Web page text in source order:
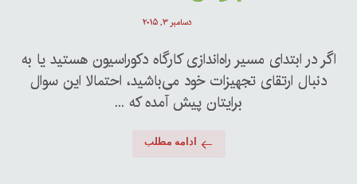
دسامبر ۳, ۲۰۱۵
اگر در ابتدای مسیر راه‌اندازی کارگاه دکوراسیون هستید یا به
دنبال ارتقای تجهیزات خود می‌باشید، احتمالا این سوال
برایتان پیش آمده که ...
ادامه مطلب